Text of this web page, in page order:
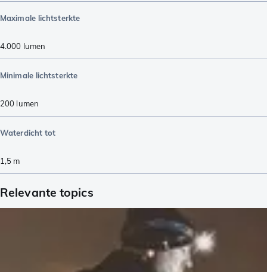
Maximale lichtsterkte
4.000 lumen
Minimale lichtsterkte
200 lumen
Waterdicht tot
1,5 m
Relevante topics